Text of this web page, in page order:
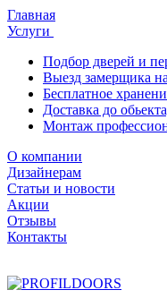
Главная
Услуги
Подбор дверей и
Выезд замерщика
Бесплатное
Доставка до
Монтаж
О компании
Дизайнерам
Статьи и новости
Акции
Отзывы
Контакты